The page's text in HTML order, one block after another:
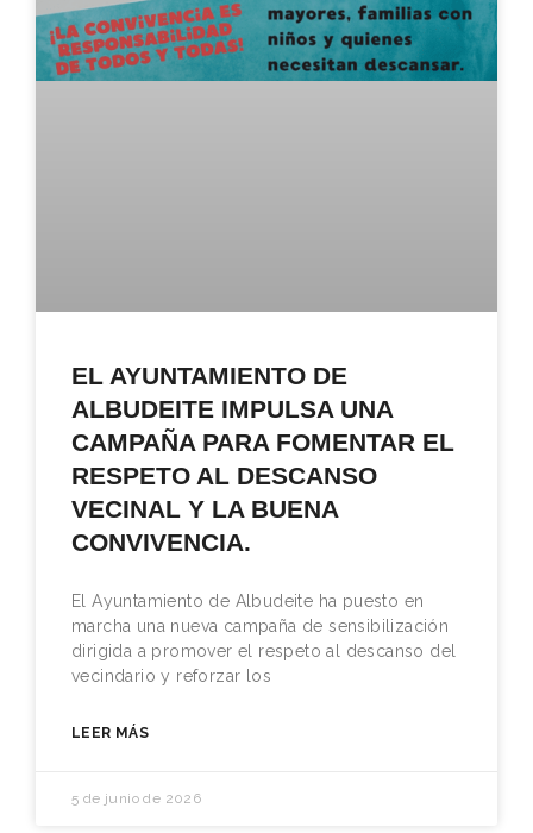
EL AYUNTAMIENTO DE
ALBUDEITE IMPULSA UNA
CAMPAÑA PARA FOMENTAR EL
RESPETO AL DESCANSO
VECINAL Y LA BUENA
CONVIVENCIA.
El Ayuntamiento de Albudeite ha puesto en
marcha una nueva campaña de sensibilización
dirigida a promover el respeto al descanso del
vecindario y reforzar los
LEER MÁS
5 de junio de 2026